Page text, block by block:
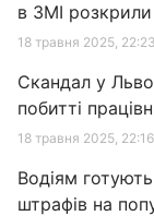
в ЗМІ
18 травня 2025, 22:23
Скандал у
побитті
18 травня 2025, 22:16
Водіям
штрафів на